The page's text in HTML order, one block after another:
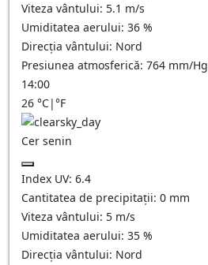
Viteza vântului: 5.1 m/s
Umiditatea aerului: 36 %
Direcția vântului: Nord
Presiunea atmosferică: 764 mm/Hg
14:00
26 °C|°F
Cer senin
Index UV: 6.4
Cantitatea de precipitații: 0 mm
Viteza vântului: 5 m/s
Umiditatea aerului: 35 %
Direcția vântului: Nord